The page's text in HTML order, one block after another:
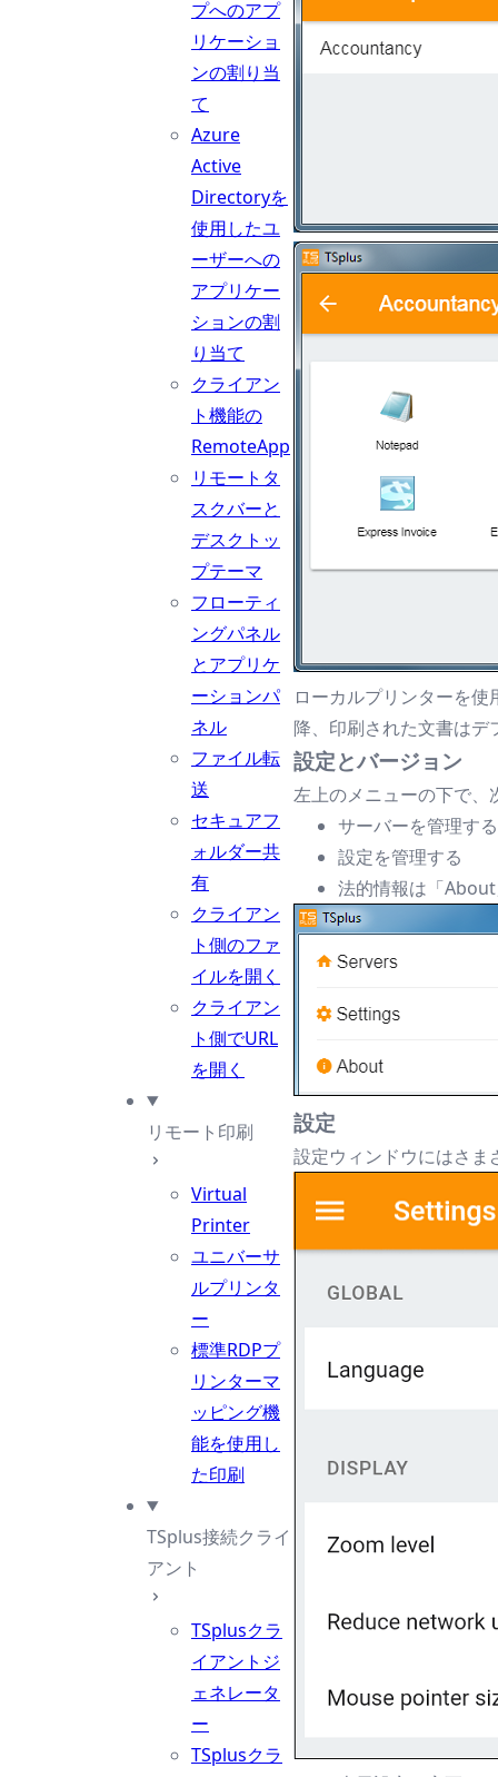
プへのアプ
リケーショ
ンの割り当
て
Azure
Active
Directoryを
使用したユ
ーザーへの
アプリケー
ションの割
り当て
クライアン
ト機能の
RemoteApp
リモートタ
スクバーと
デスクトッ
プテーマ
フローティ
ングパネル
とアプリケ
ーションパ
ネル
ファイル転
送
セキュアフ
ォルダー共
有
クライアン
ト側のファ
イルを開く
クライアン
ト側でURL
を開く
リモート印刷
Virtual
Printer
ユニバーサ
ルプリンタ
ー
標準RDPプ
リンターマ
ッピング機
能を使用し
た印刷
TSplus接続クライ
アント
TSplusクラ
イアントジ
ェネレータ
ー
TSplusクラ
ローカルプリンターを
降、印刷された文書はデ
設定とバージョン
左上のメニューの下で、
サーバーを管理する
設定を管理する
法的情報は「
設定
設定ウィンドウにはさま